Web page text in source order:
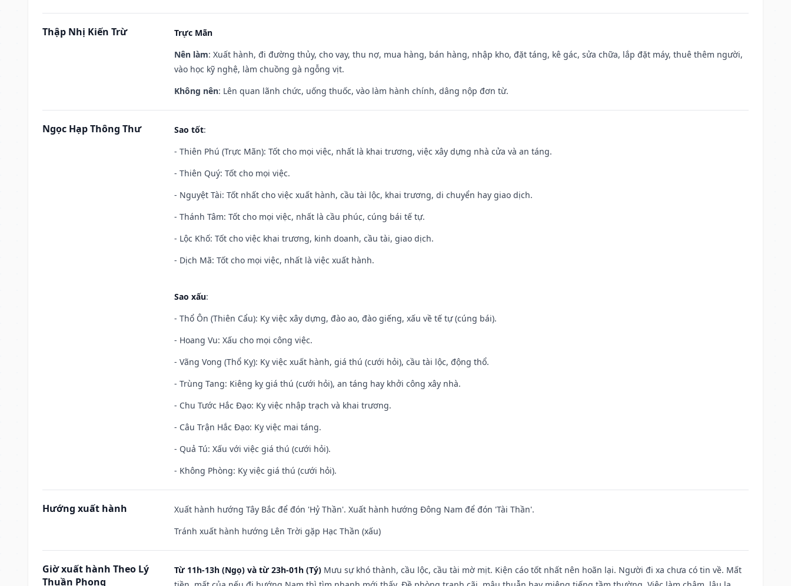
Thập Nhị Kiến Trừ
Trực Mãn
Nên làm: Xuất hành, đi đường thủy, cho vay, thu nợ, mua hàng, bán hàng, nhập kho, đặt táng, kê gác, sửa chữa, lắp đặt máy, thuê thêm người,
vào học kỹ nghệ, làm chuồng gà ngỗng vịt.
Không nên: Lên quan lãnh chức, uống thuốc, vào làm hành chính, dâng nộp đơn từ.
Ngọc Hạp Thông Thư Sao tốt:
- Thiên Phú (Trực Mãn): Tốt cho mọi việc, nhất là khai trương, việc xây dựng nhà cửa và an táng.
- Thiên Quý: Tốt cho mọi việc.
- Nguyệt Tài: Tốt nhất cho việc xuất hành, cầu tài lộc, khai trương, di chuyển hay giao dịch.
- Thánh Tâm: Tốt cho mọi việc, nhất là cầu phúc, cúng bái tế tự.
- Lộc Khố: Tốt cho việc khai trương, kinh doanh, cầu tài, giao dịch.
- Dịch Mã: Tốt cho mọi việc, nhất là việc xuất hành.
Sao xấu:
- Thổ Ôn (Thiên Cẩu): Kỵ việc xây dựng, đào ao, đào giếng, xấu về tế tự (cúng bái).
- Hoang Vu: Xấu cho mọi công việc.
- Vãng Vong (Thổ Kỵ): Kỵ việc xuất hành, giá thú (cưới hỏi), cầu tài lộc, động thổ.
- Trùng Tang: Kiêng kỵ giá thú (cưới hỏi), an táng hay khởi công xây nhà.
- Chu Tước Hắc Đạo: Kỵ việc nhập trạch và khai trương.
- Câu Trận Hắc Đạo: Kỵ việc mai táng.
- Quả Tú: Xấu với việc giá thú (cưới hỏi).
- Không Phòng: Kỵ việc giá thú (cưới hỏi).
Hướng xuất hành
Xuất hành hướng Tây Bắc để đón 'Hỷ Thần'. Xuất hành hướng Đông Nam để đón 'Tài Thần'.
Tránh xuất hành hướng Lên Trời gặp Hạc Thần (xấu)
Giờ xuất hành Theo Lý
Thuần Phong
Từ 11h-13h (Ngọ) và từ 23h-01h (Tý) Mưu sự khó thành, cầu lộc, cầu tài mờ mịt. Kiện cáo tốt nhất nên hoãn lại. Người đi xa chưa có tin về. Mất